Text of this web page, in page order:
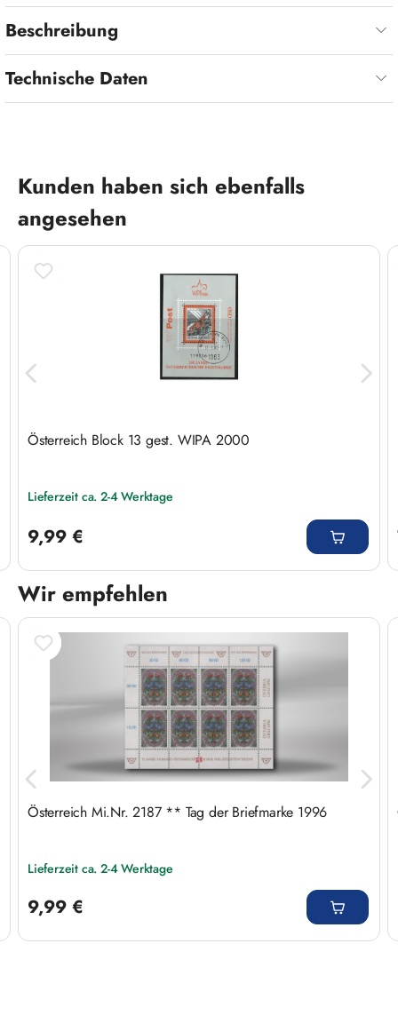
Beschreibung
Technische Daten
Produktgalerie überspringen
Kunden haben sich ebenfalls
angesehen
Österreich Block 13 gest. WIPA 2000
Lieferzeit ca. 2-4 Werktage
9,99 €
Wir empfehlen
Produktgalerie überspringen
Österreich Mi.Nr. 2187 ** Tag der Briefmarke 1996
Lieferzeit ca. 2-4 Werktage
9,99 €